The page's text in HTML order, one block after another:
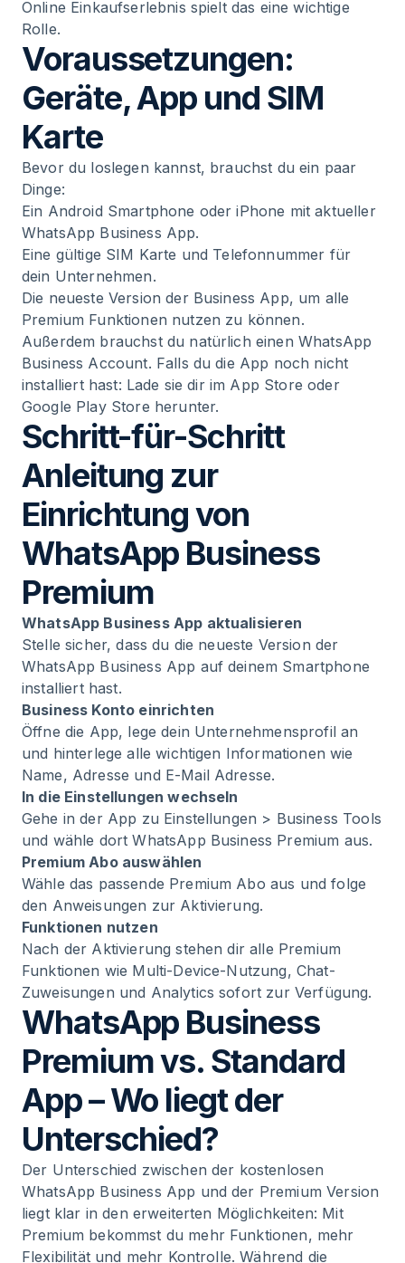
Online Einkaufserlebnis spielt das eine wichtige
Rolle.
Voraussetzungen:
Geräte, App und SIM
Karte
Bevor du loslegen kannst, brauchst du ein paar
Dinge:
Ein Android Smartphone oder iPhone mit aktueller
WhatsApp Business App.
Eine gültige SIM Karte und Telefonnummer für
dein Unternehmen.
Die neueste Version der Business App, um alle
Premium Funktionen nutzen zu können.
Außerdem brauchst du natürlich einen WhatsApp
Business Account. Falls du die App noch nicht
installiert hast: Lade sie dir im App Store oder
Google Play Store herunter.
Schritt-für-Schritt
Anleitung zur
Einrichtung von
WhatsApp Business
Premium
WhatsApp Business App aktualisieren
Stelle sicher, dass du die neueste Version der
WhatsApp Business App auf deinem Smartphone
installiert hast.
Business Konto einrichten
Öffne die App, lege dein Unternehmensprofil an
und hinterlege alle wichtigen Informationen wie
Name, Adresse und E-Mail Adresse.
In die Einstellungen wechseln
Gehe in der App zu Einstellungen > Business Tools
und wähle dort WhatsApp Business Premium aus.
Premium Abo auswählen
Wähle das passende Premium Abo aus und folge
den Anweisungen zur Aktivierung.
Funktionen nutzen
Nach der Aktivierung stehen dir alle Premium
Funktionen wie Multi-Device-Nutzung, Chat-
Zuweisungen und Analytics sofort zur Verfügung.
WhatsApp Business
Premium vs. Standard
App – Wo liegt der
Unterschied?
Der Unterschied zwischen der kostenlosen
WhatsApp Business App und der Premium Version
liegt klar in den erweiterten Möglichkeiten: Mit
Premium bekommst du mehr Funktionen, mehr
Flexibilität und mehr Kontrolle. Während die